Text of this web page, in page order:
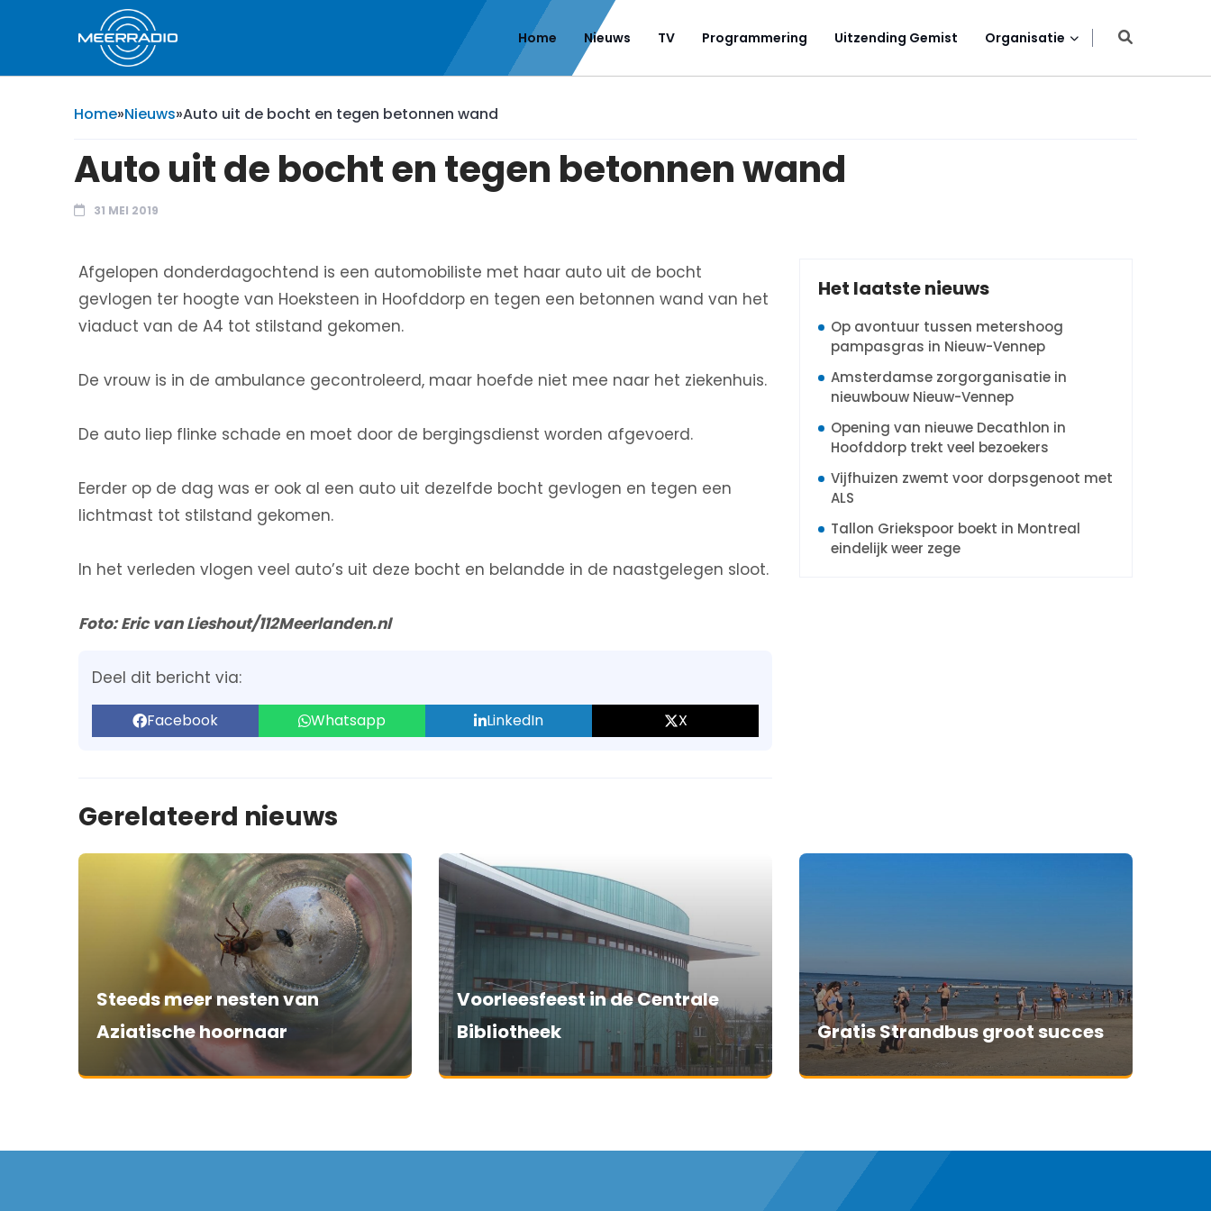
Home Nieuws TV Programmering Uitzending Gemist Organisatie
Home»Nieuws»Auto uit de bocht en tegen betonnen wand
Auto uit de bocht en tegen betonnen wand
31 MEI 2019
Afgelopen donderdagochtend is een automobiliste met haar auto uit de bocht
gevlogen ter hoogte van Hoeksteen in Hoofddorp en tegen een betonnen wand van het
viaduct van de A4 tot stilstand gekomen.
De vrouw is in de ambulance gecontroleerd, maar hoefde niet mee naar het ziekenhuis.
De auto liep flinke schade en moet door de bergingsdienst worden afgevoerd.
Eerder op de dag was er ook al een auto uit dezelfde bocht gevlogen en tegen een
lichtmast tot stilstand gekomen.
In het verleden vlogen veel auto’s uit deze bocht en belandde in de naastgelegen sloot.
Foto: Eric van Lieshout/112Meerlanden.nl
Deel dit bericht via:
Facebook Whatsapp LinkedIn X
Het laatste nieuws
Op avontuur tussen metershoog
pampasgras in Nieuw-Vennep
Amsterdamse zorgorganisatie in
nieuwbouw Nieuw-Vennep
Opening van nieuwe Decathlon in
Hoofddorp trekt veel bezoekers
Vijfhuizen zwemt voor dorpsgenoot met
ALS
Tallon Griekspoor boekt in Montreal
eindelijk weer zege
Gerelateerd nieuws
Steeds meer nesten van
Aziatische hoornaar
Voorleesfeest in de Centrale
Bibliotheek
Gratis Strandbus groot succes